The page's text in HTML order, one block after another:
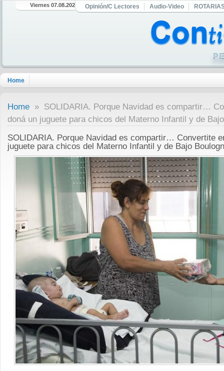
Viernes 07.08.2026 Opinión/C Lectores Audio-Video
Home
Home » SOLIDARIA. Porque Navidad es compartir…
doná un juguete para chicos del Materno Infantil y de
SOLIDARIA. Porque Navidad es compartir… Convertite
juguete para chicos del Materno Infantil y de Bajo